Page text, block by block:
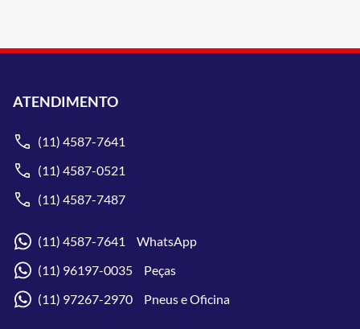
ATENDIMENTO
(11) 4587-7641
(11) 4587-0521
(11) 4587-7487
(11) 4587-7641 WhatsApp
(11) 96197-0035 Peças
(11) 97267-2970 Pneus e Oficina